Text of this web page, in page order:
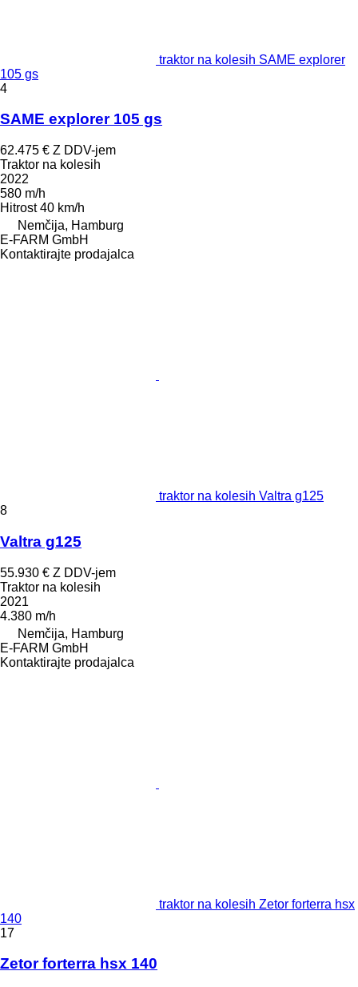
traktor na kolesih SAME explorer
105 gs
4
SAME explorer 105 gs
62.475 € Z DDV-jem
Traktor na kolesih
2022
580 m/h
Hitrost 40 km/h
Nemčija, Hamburg
E-FARM GmbH
Kontaktirajte prodajalca
traktor na kolesih Valtra g125
8
Valtra g125
55.930 € Z DDV-jem
Traktor na kolesih
2021
4.380 m/h
Nemčija, Hamburg
E-FARM GmbH
Kontaktirajte prodajalca
traktor na kolesih Zetor forterra hsx
140
17
Zetor forterra hsx 140